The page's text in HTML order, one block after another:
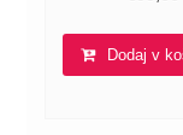
Dodaj v